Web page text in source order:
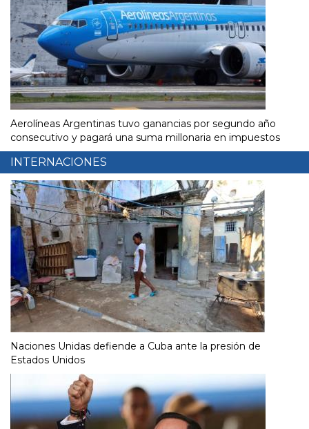
Aerolíneas Argentinas tuvo ganancias por segundo año
consecutivo y pagará una suma millonaria en impuestos
INTERNACIONES
Naciones Unidas defiende a Cuba ante la presión de
Estados Unidos